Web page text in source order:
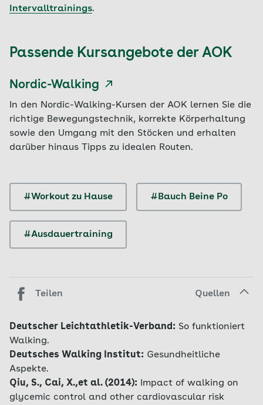
Intervalltrainings.
Passende Kursangebote der AOK
Nordic-Walking
In den Nordic-Walking-Kursen der AOK lernen Sie die
richtige Bewegungstechnik, korrekte Körperhaltung
sowie den Umgang mit den Stöcken und erhalten
darüber hinaus Tipps zu idealen Routen.
#Workout zu Hause #Bauch Beine Po
#Ausdauertraining
Teilen Quellen
Deutscher Leichtathletik-Verband: So funktioniert
Walking.
Deutsches Walking Institut: Gesundheitliche
Aspekte.
Qiu, S., Cai, X.,et al. (2014):
Impact of walking on
glycemic control and other cardiovascular risk